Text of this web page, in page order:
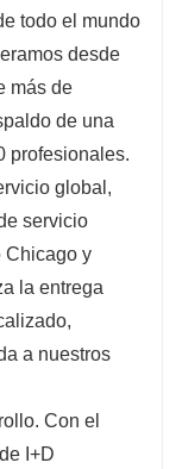
todo el mundo
desde
más de
de una
profesionales.
global,
servicio
Chicago y
la entrega
a nuestros
Con el
I+D